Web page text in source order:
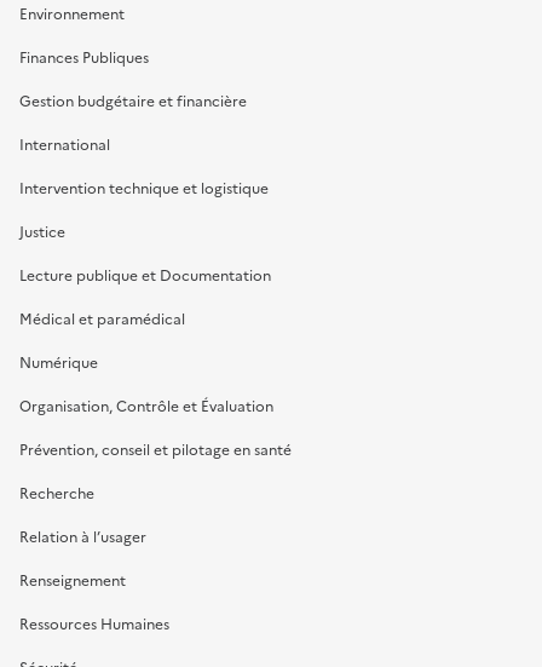
Environnement
Finances Publiques
Gestion budgétaire et financière
International
Intervention technique et logistique
Justice
Lecture publique et Documentation
Médical et paramédical
Numérique
Organisation, Contrôle et Évaluation
Prévention, conseil et pilotage en santé
Recherche
Relation à l’usager
Renseignement
Ressources Humaines